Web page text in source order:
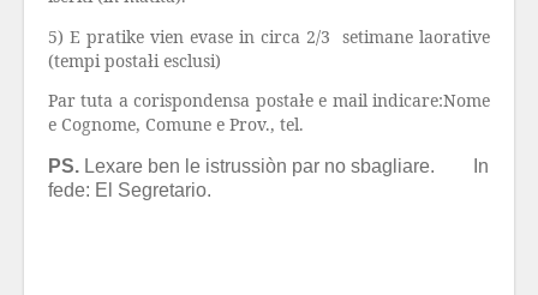
5) E pratike vien evase in circa 2/3 setimane laorative
(tempi postałi esclusi)
Par tuta a corispondensa postałe e mail indicare:Nome
e Cognome, Comune e Prov., tel.
PS. Lexare ben le istrussiòn par no sbagliare.
In
fede: El Segretario.